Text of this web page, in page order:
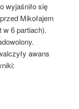
wyjaśniło się
Mikołajem
w 6 partiach).
awans